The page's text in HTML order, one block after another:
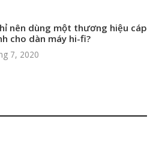
nên dùng một thương hiệu cáp
cho dàn máy hi-fi?
7, 2020